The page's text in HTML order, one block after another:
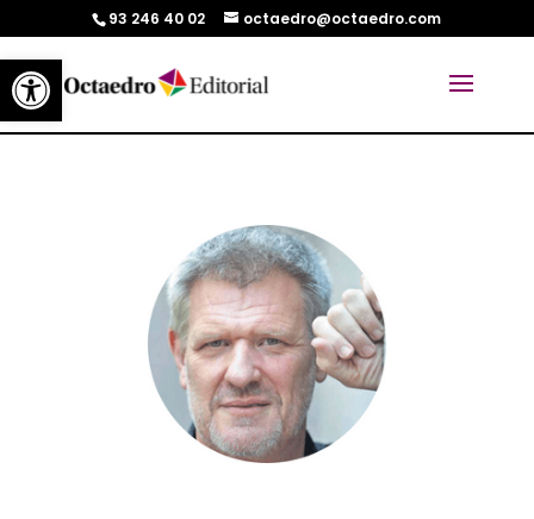
Abrir barra de herramientas
93 246 40 02 octaedro@octaedro.com